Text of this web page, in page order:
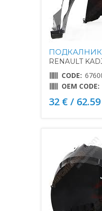
ПОДКАЛНИК
RENAULT
CODE:
OEM CODE:
32 € /